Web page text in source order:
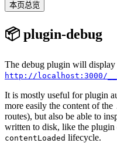
本页总览
📦 plugin-debug
The debug plugin will
http://localhost:3000/
It is mostly useful for plugin
more easily the content of the
routes), but also be able to
written to disk, like the plugin
contentLoaded lifecycle.